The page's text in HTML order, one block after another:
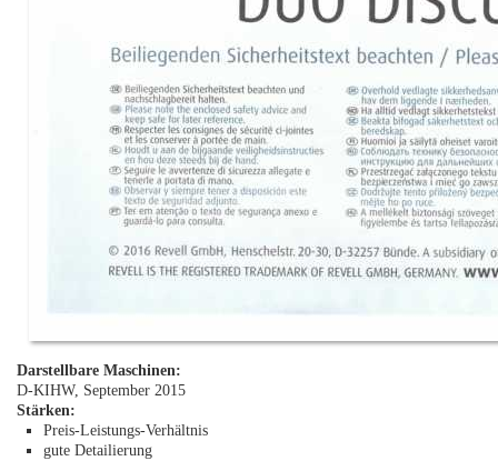
Darstellbare Maschinen:
D-KIHW, September 2015
Stärken:
Preis-Leistungs-Verhältnis
gute Detailierung